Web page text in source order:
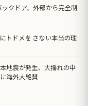
クドア、外部から完全制
トドメを さない本当の理
地震が発生、大揺れの中
海外大絶賛